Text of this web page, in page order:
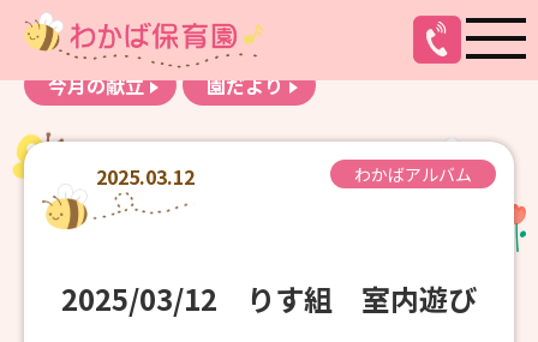
お知らせ
わかばアルバム
今月の献立
園だより
2025.03.12 わかばアルバム
2025/03/12 りす組 室内遊び